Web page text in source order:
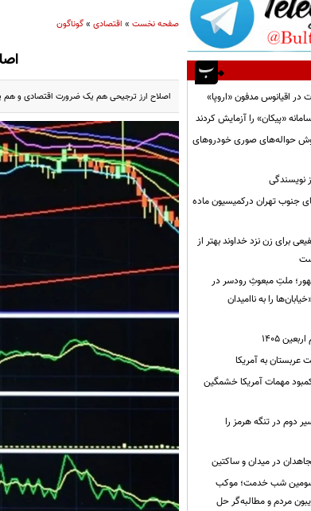
صفحه نخست» اقتصادی»گوناگون
اصلاح ارز ترجیحی هم یک ضرورت اقتصادی و هم
در اقیانوس مدفون «اروپا»
«پیکان» را آزمایش کردند
حواله‌های صوری خودروهای
جنوب تهران درکمیسیون ماده
برای زن نزد خداوند بهتر از
ملتِ مبعوثِ رودسر در
را به ناامیدان
۱۴۰۵
به آمریکا
مهمات آمریکا خشمگین
دوم در تنگه هرمز را
در میدان و ساکتین
سومین شب خدمت؛ موکب
مردم و مطالبه‌گر حل